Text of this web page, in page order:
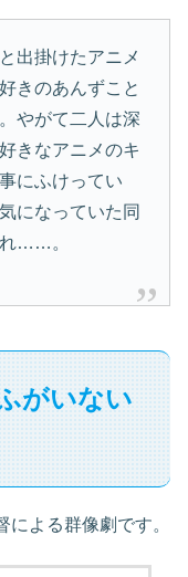
出掛けたアニメ
きのあんずこと
やがて二人は深
きなアニメのキ
にふけってい
になっていた同
れ……。
がいない
による群像劇です。